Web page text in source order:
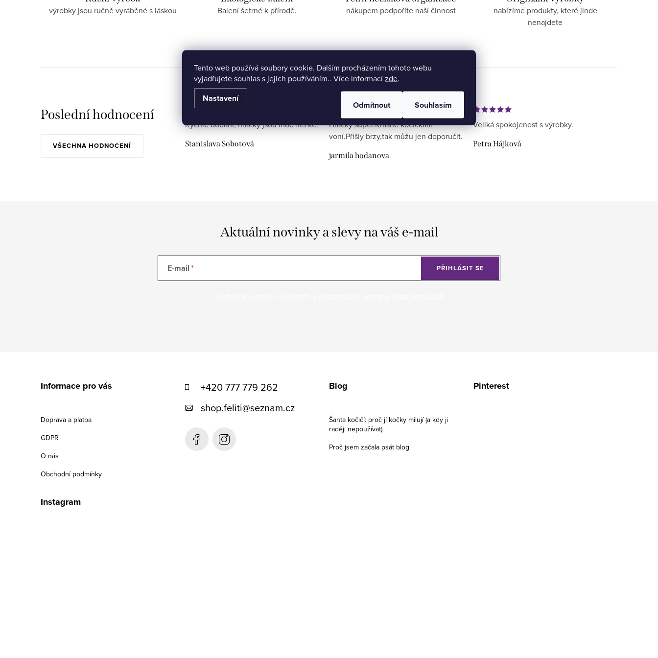
Tento web používá soubory cookie. Dalším procházením tohoto webu
vyjadřujete souhlas s jejich používáním.. Více informacízde.
Nastavení
Odmítnout Souhlasím
výrobky jsou ručně vyráběné s láskou Balení šetrné k přírodě. nákupem podpoříte naší činnost
nabízíme produkty, které jinde
nenajdete
Poslední hodnocení
VŠECHNA HODNOCENÍ
Rychlé dodání, hračky jsou moc hezké.
Stanislava Sobotová
Hračky super.Krásně kočičkám
voní.Přišly brzy,tak můžu jen doporučit.
jarmila hodanova
Veliká spokojenost s výrobky.
Petra Hájková
Aktuální novinky a slevy na váš e-mail
E-mail PŘIHLÁSIT SE
Informace pro vás
Doprava a platba
GDPR
O nás
Obchodní podmínky
+420 777 779 262
shop.feliti@seznam.cz
Blog
Šanta kočičí: proč jí kočky milují (a kdy ji
raději nepoužívat)
Proč jsem začala psát blog
Pinterest
Instagram